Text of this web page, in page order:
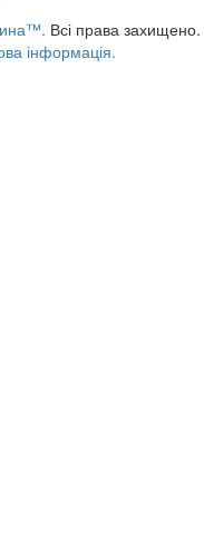
Всі права захищено.
інформація.